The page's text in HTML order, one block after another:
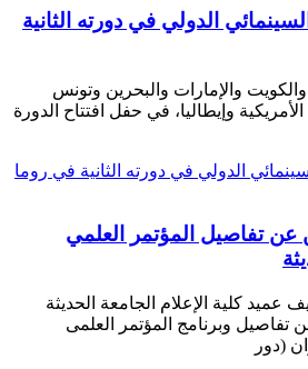
الدولي في دورته الثانية
والإمارات والبحرين وتونس
وإيطاليا، في حفل افتتاح الدورة
تفاصيل المؤتمر العلمي
عميد كلية الإعلام الجامعة الحديثة
تفاصيل وبرنامج المؤتمر العلمى
(دور